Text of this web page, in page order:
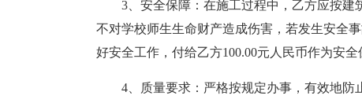
3、安全保障：在施工过程中，乙方应按
不对学校师生生命财产造成伤害，若发生安全
好安全工作，付给乙方100.00元人民币作为安全
4、质量要求：严格按规定办事，有效地防